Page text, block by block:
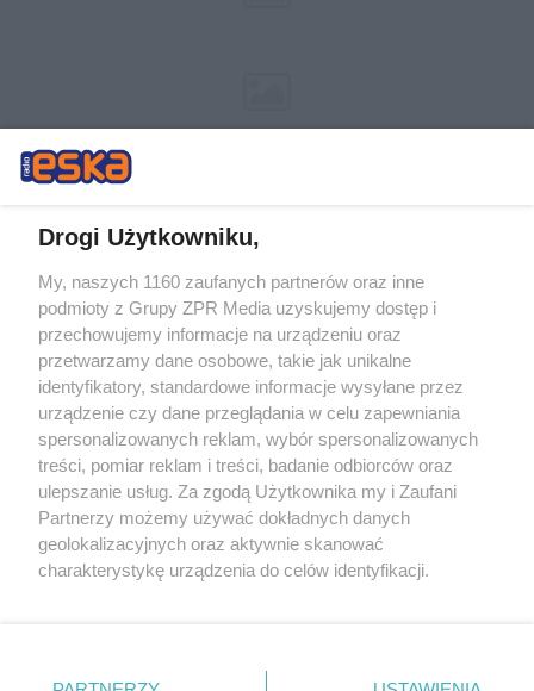
Żaden utwór zamieszczony w serwisie nie może być powielany i
rozpowszechniany lub dalej rozpowszechniany w jakikolwiek sposób (w
tym także elektroniczny lub mechaniczny) na jakimkolwiek polu
eksploatacji w jakiejkolwiek formie, włącznie z umieszczaniem w
Internecie bez pisemnej zgody właściciela praw. Jakiekolwiek użycie lub
wykorzystanie utworów w całości lub w części z naruszeniem prawa,
tzn. bez właściwej zgody, jest zabronione pod groźbą kary i może być
ścigane prawnie.
Drogi Użytkowniku,
My, naszych 1160 zaufanych partnerów oraz inne
podmioty z Grupy ZPR Media uzyskujemy dostęp i
przechowujemy informacje na urządzeniu oraz
przetwarzamy dane osobowe, takie jak unikalne
identyfikatory, standardowe informacje wysyłane przez
urządzenie czy dane przeglądania w celu zapewniania
spersonalizowanych reklam, wybór spersonalizowanych
treści, pomiar reklam i treści, badanie odbiorców oraz
ulepszanie usług. Za zgodą Użytkownika my i Zaufani
Partnerzy możemy używać dokładnych danych
geolokalizacyjnych oraz aktywnie skanować
charakterystykę urządzenia do celów identyfikacji.
zmienić/wycofać klikając przycisk ustawień prywatności